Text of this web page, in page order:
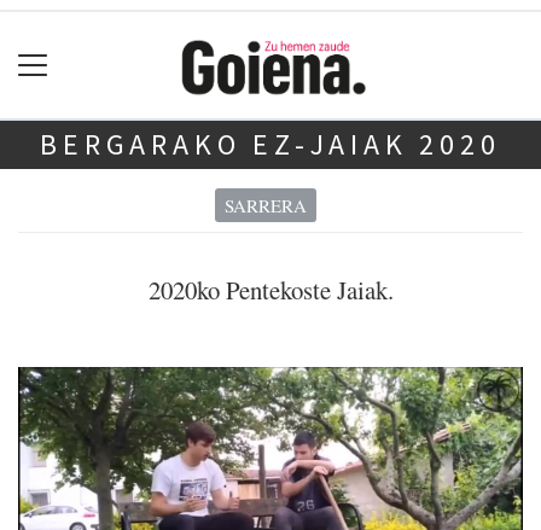
BERGARAKO EZ-JAIAK 2020
SARRERA
2020ko Pentekoste Jaiak.